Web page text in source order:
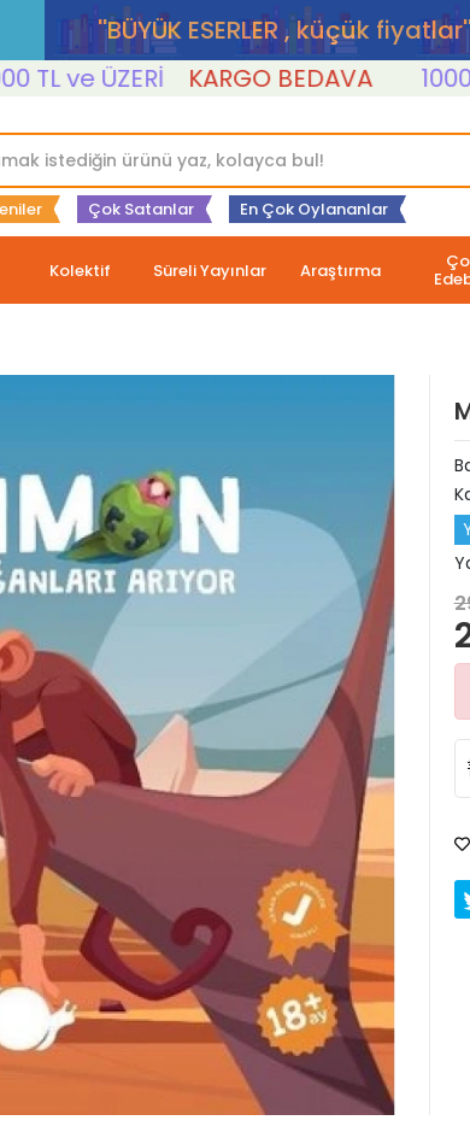
''BÜYÜK ESERLER , küçük
ve ÜZERİ KARGO BEDAVA 1000 TL
Çok Satanlar En Çok Oylananlar
Kolektif Süreli Yayınlar Araştırma